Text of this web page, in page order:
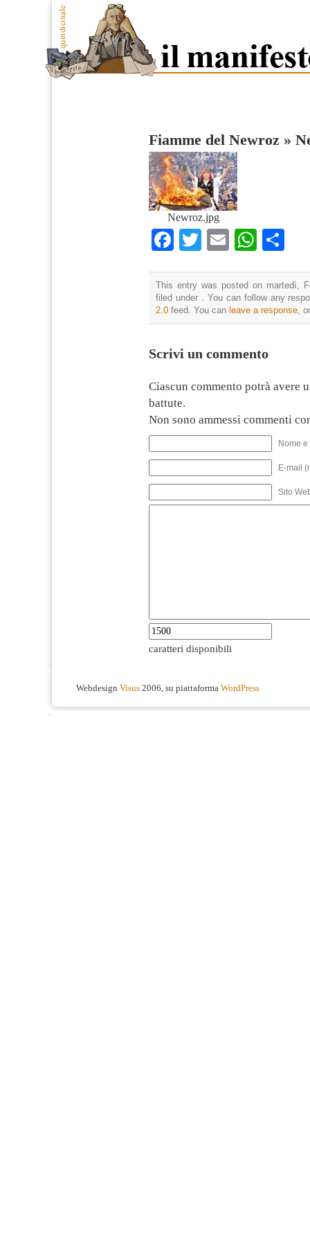
Fiamme del Newroz »
Newroz.jpg
Facebook
TwitterEmail
This entry was posted on martedì,
filed under . You can follow any
2.0 feed. You can leave a response,
Scrivi un commento
Ciascun commento potrà avere
battute.
Non sono ammessi commenti
Nome
E-mail
Sito
caratteri disponibili
Webdesign Visus 2006, su piattaforma WordPress